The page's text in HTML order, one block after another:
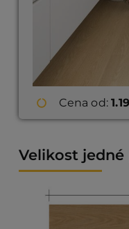
Cena od:
Velikost